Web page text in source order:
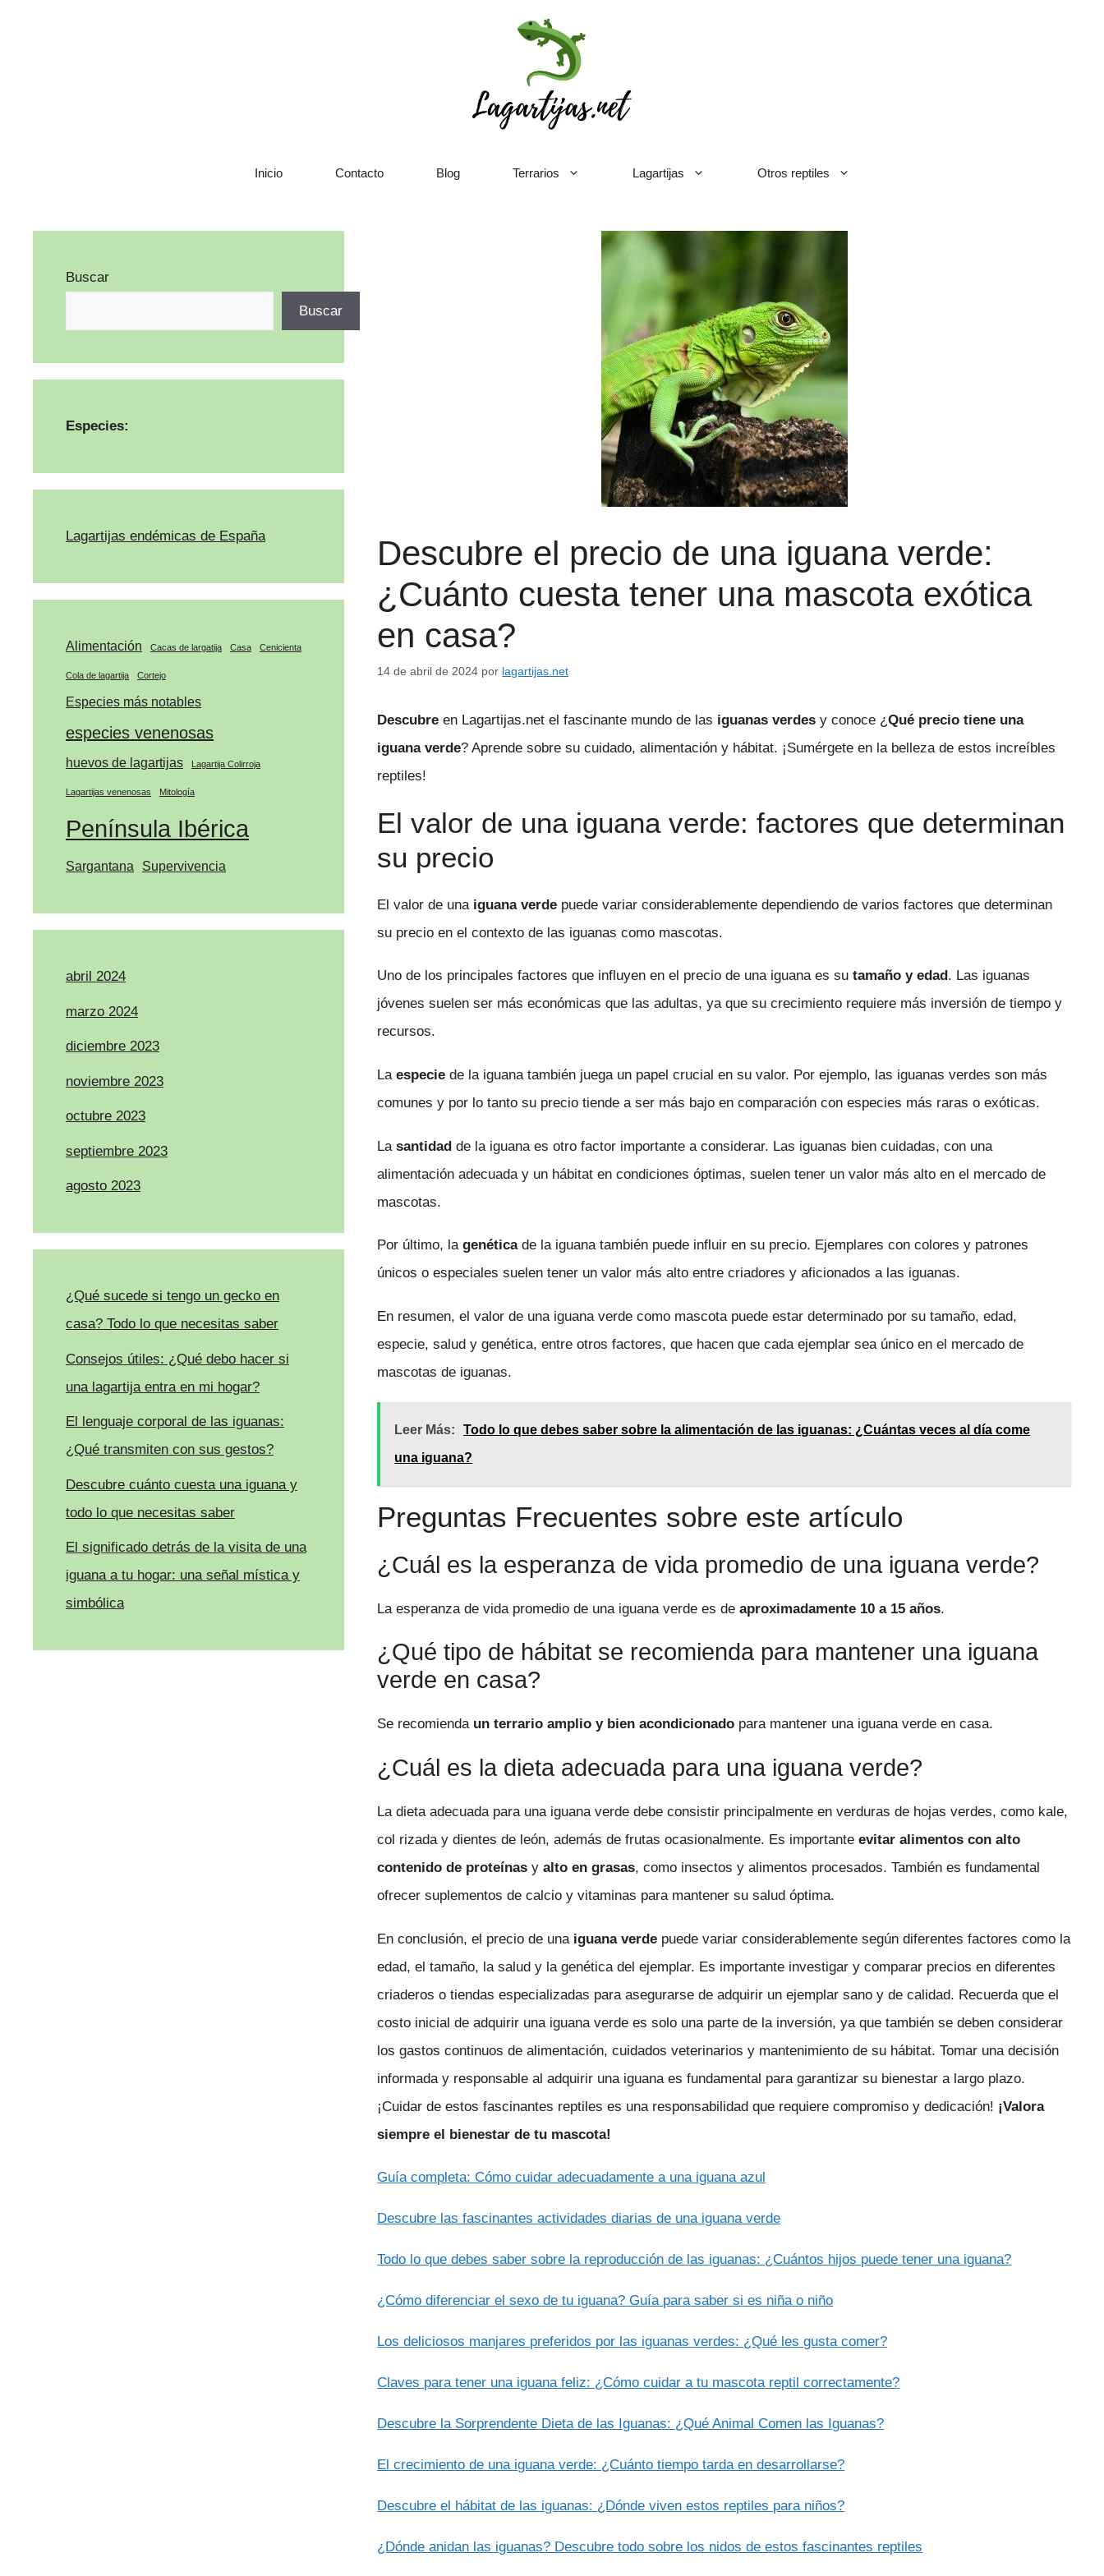
Inicio Contacto Blog Terrarios Lagartijas Otros reptiles
Descubre el precio de una iguana verde:
¿Cuánto cuesta tener una mascota exótica
en casa?
14 de abril de 2024 por lagartijas.net
Descubre en Lagartijas.net el fascinante mundo de las iguanas verdes y conoce ¿Qué precio tiene una
iguana verde? Aprende sobre su cuidado, alimentación y hábitat. ¡Sumérgete en la belleza de estos increíbles
reptiles!
El valor de una iguana verde: factores que determinan
su precio
El valor de una iguana verde puede variar considerablemente dependiendo de varios factores que determinan
su precio en el contexto de las iguanas como mascotas.
Uno de los principales factores que influyen en el precio de una iguana es sutamaño y edad . Las iguanas
jóvenes suelen ser más económicas que las adultas, ya que su crecimiento requiere más inversión de tiempo y
recursos.
Laespecie de la iguana también juega un papel crucial en su valor. Por ejemplo, las iguanas verdes son más
comunes y por lo tanto su precio tiende a ser más bajo en comparación con especies más raras o exóticas.
Lasantidad de la iguana es otro factor importante a considerar. Las iguanas bien cuidadas, con una
alimentación adecuada y un hábitat en condiciones óptimas, suelen tener un valor más alto en el mercado de
mascotas.
Por último, lagenéticade la iguana también puede influir en su precio. Ejemplares con colores y patrones
únicos o especiales suelen tener un valor más alto entre criadores y aficionados a las iguanas.
En resumen, el valor de una iguana verde como mascota puede estar determinado por su tamaño, edad,
especie, salud y genética, entre otros factores, que hacen que cada ejemplar sea único en el mercado de
mascotas de iguanas.
Leer Más:
Todo lo que debes saber sobre la alimentación de las iguanas: ¿Cuántas veces al día come
una iguana?
Preguntas Frecuentes sobre este artículo
¿Cuál es la esperanza de vida promedio de una iguana verde?
La esperanza de vida promedio de una iguana verde es deaproximadamente 10 a 15 años.
¿Qué tipo de hábitat se recomienda para mantener una iguana
verde en casa?
Se recomienda un terrario amplio y bien acondicionado para mantener una iguana verde en casa.
¿Cuál es la dieta adecuada para una iguana verde?
La dieta adecuada para una iguana verde debe consistir principalmente en verduras de hojas verdes, como kale,
col rizada y dientes de león, además de frutas ocasionalmente. Es importanteevitar alimentos con alto
contenido de proteínas yalto en grasas, como insectos y alimentos procesados. También es fundamental
ofrecer suplementos de calcio y vitaminas para mantener su salud óptima.
En conclusión, el precio de una iguana verde puede variar considerablemente según diferentes factores como la
edad, el tamaño, la salud y la genética del ejemplar. Es importante investigar y comparar precios en diferentes
criaderos o tiendas especializadas para asegurarse de adquirir un ejemplar sano y de calidad. Recuerda que el
costo inicial de adquirir una iguana verde es solo una parte de la inversión, ya que también se deben considerar
los gastos continuos de alimentación, cuidados veterinarios y mantenimiento de su hábitat. Tomar una decisión
informada y responsable al adquirir una iguana es fundamental para garantizar su bienestar a largo plazo.
¡Cuidar de estos fascinantes reptiles es una responsabilidad que requiere compromiso y dedicación! ¡Valora
siempre el bienestar de tu mascota!
Guía completa: Cómo cuidar adecuadamente a una iguana azul
Descubre las fascinantes actividades diarias de una iguana verde
Todo lo que debes saber sobre la reproducción de las iguanas: ¿Cuántos hijos puede tener una iguana?
¿Cómo diferenciar el sexo de tu iguana? Guía para saber si es niña o niño
Los deliciosos manjares preferidos por las iguanas verdes: ¿Qué les gusta comer?
Claves para tener una iguana feliz: ¿Cómo cuidar a tu mascota reptil correctamente?
Descubre la Sorprendente Dieta de las Iguanas: ¿Qué Animal Comen las Iguanas?
El crecimiento de una iguana verde: ¿Cuánto tiempo tarda en desarrollarse?
Descubre el hábitat de las iguanas: ¿Dónde viven estos reptiles para niños?
¿Dónde anidan las iguanas? Descubre todo sobre los nidos de estos fascinantes reptiles
Buscar
Buscar
Especies:
Lagartijas endémicas de España
Alimentación Cacas de largatija Casa Cenicienta
Cola de lagartija Cortejo
Especies más notables
especies venenosas
huevos de lagartijas Lagartija Colirroja
Lagartijas venenosas Mitología
Península Ibérica
Sargantana Supervivencia
abril 2024
marzo 2024
diciembre 2023
noviembre 2023
octubre 2023
septiembre 2023
agosto 2023
¿Qué sucede si tengo un gecko en
casa? Todo lo que necesitas saber
Consejos útiles: ¿Qué debo hacer si
una lagartija entra en mi hogar?
El lenguaje corporal de las iguanas:
¿Qué transmiten con sus gestos?
Descubre cuánto cuesta una iguana y
todo lo que necesitas saber
El significado detrás de la visita de una
iguana a tu hogar: una señal mística y
simbólica